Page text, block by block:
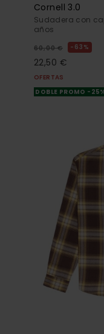
Cornell 3.0
Sudadera con
años
60,00 € 63%
22,50 €
OFERTAS
DOBLE PROMO -